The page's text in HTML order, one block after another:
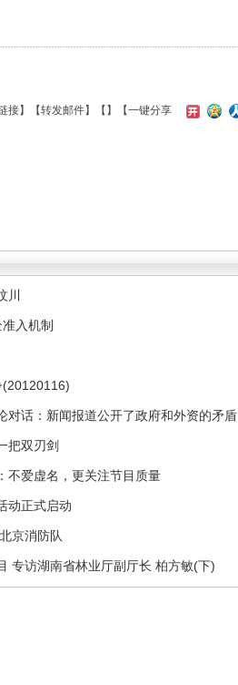
接】【转发邮件】【 】 【一键分享
川
入机制
(20120116)
对话：新闻报道公开了政府和外资的矛盾
把双刃剑
不爱虚名，更关注节目质量
动正式启动
京消防队
专访湖南省林业厅副厅长 柏方敏(下)